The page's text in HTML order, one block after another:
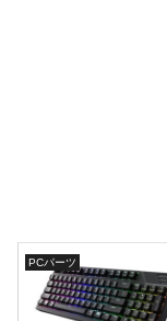
PCパーツ